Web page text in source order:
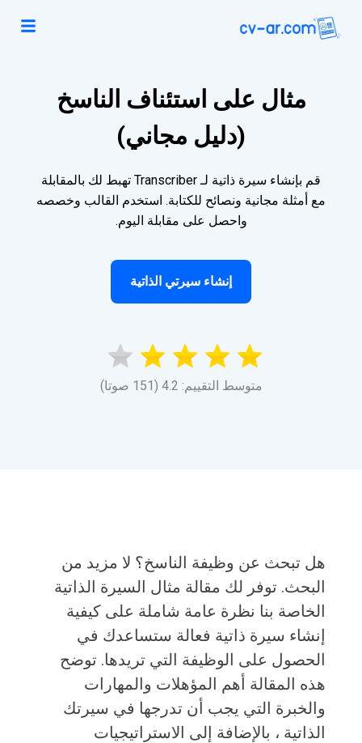
مثال على استئناف الناسخ
(دليل مجاني)
قم بإنشاء سيرة ذاتية لـ Transcriber تهبط لك بالمقابلة
مع أمثلة مجانية ونصائح للكتابة. استخدم القالب وخصصه
واحصل على مقابلة اليوم.
إنشاء سيرتي الذاتية
متوسط التقييم: 4.2 (151 صوتا)
هل تبحث عن وظيفة الناسخ؟ لا مزيد من
البحث. توفر لك مقالة مثال السيرة الذاتية
الخاصة بنا نظرة عامة شاملة على كيفية
إنشاء سيرة ذاتية فعالة ستساعدك في
الحصول على الوظيفة التي تريدها. توضح
هذه المقالة أهم المؤهلات والمهارات
والخبرة التي يجب أن تدرجها في سيرتك
الذاتية ، بالإضافة إلى الاستراتيجيات